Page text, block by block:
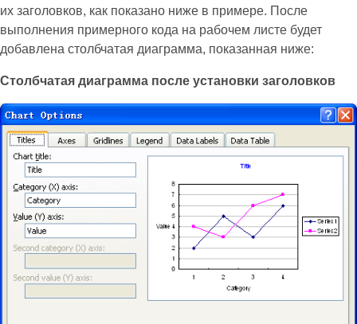
их заголовков, как показано ниже в примере. После
выполнения примерного кода на рабочем листе будет
добавлена столбчатая диаграмма, показанная ниже:
Столбчатая диаграмма после установки заголовков